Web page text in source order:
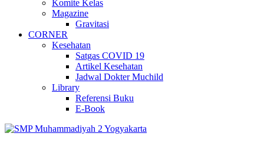
Komite Kelas
Magazine
Gravitasi
CORNER
Kesehatan
Satgas COVID 19
Artikel Kesehatan
Jadwal Dokter Muchild
Library
Referensi Buku
E-Book